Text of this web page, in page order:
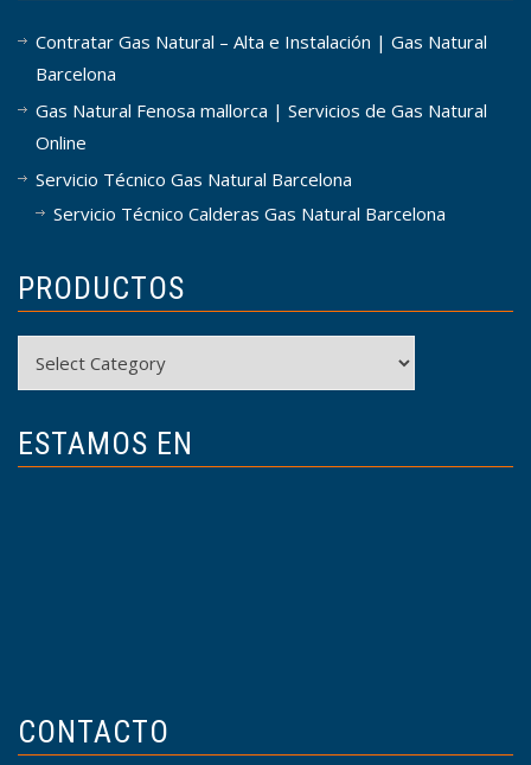
Contratar Gas Natural – Alta e Instalación | Gas Natural
Barcelona
Gas Natural Fenosa mallorca | Servicios de Gas Natural
Online
Servicio Técnico Gas Natural Barcelona
Servicio Técnico Calderas Gas Natural Barcelona
PRODUCTOS
ESTAMOS EN
CONTACTO